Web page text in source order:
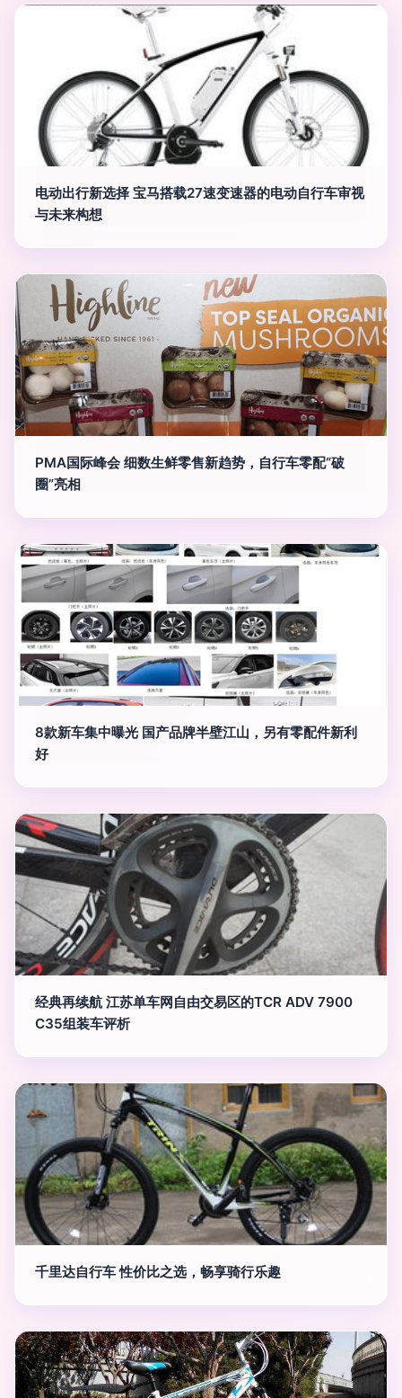
电动出行新选择 宝马搭载27速变速器的电动自行车审视
与未来构想
PMA国际峰会 细数生鲜零售新趋势，自行车零配“破
圈”亮相
8款新车集中曝光 国产品牌半壁江山，另有零配件新利
好
经典再续航 江苏单车网自由交易区的TCR ADV 7900
C35组装车评析
千里达自行车 性价比之选，畅享骑行乐趣